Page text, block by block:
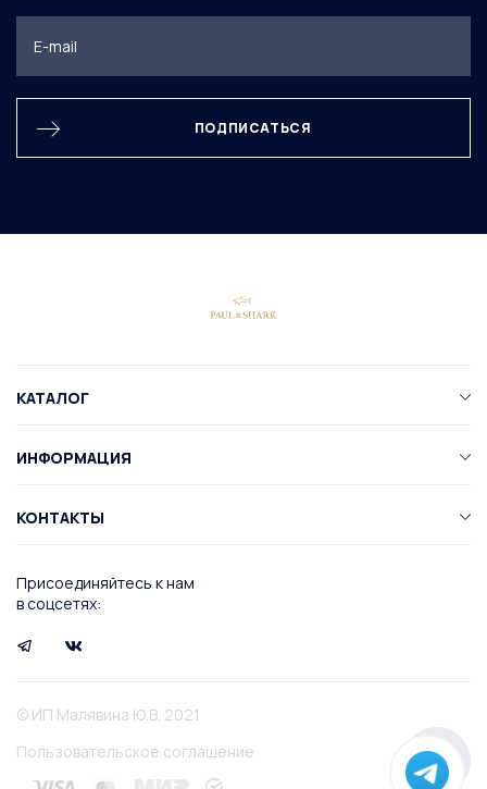
ПОДПИСАТЬСЯ
Присоединяйтесь к нам
в соцсетях:
КАТАЛОГ
ИНФОРМАЦИЯ
КОНТАКТЫ
© ИП Малявина Ю.В. 2021
Пользовательское соглашение